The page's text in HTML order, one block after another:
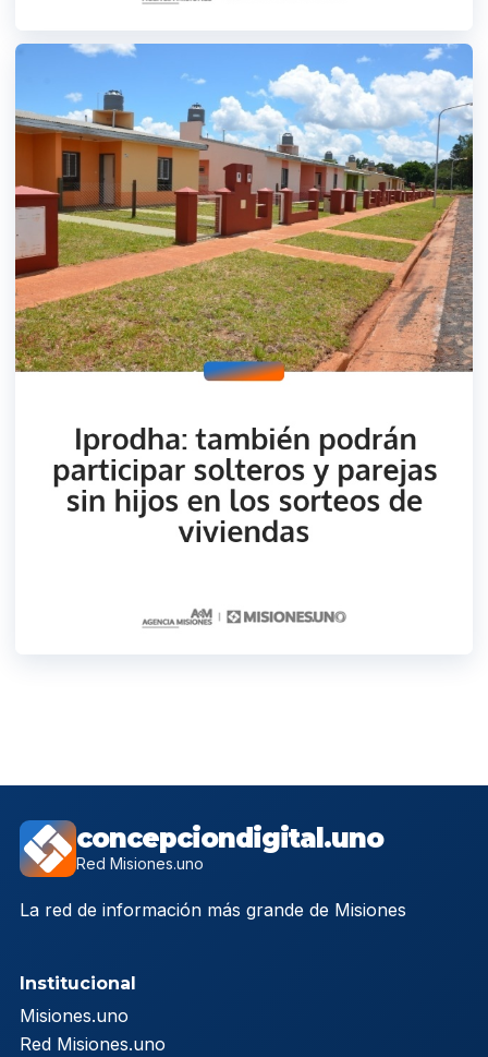
concepciondigital.uno
Red Misiones.uno
La red de información más grande de Misiones
Institucional
Misiones.uno
Red Misiones.uno